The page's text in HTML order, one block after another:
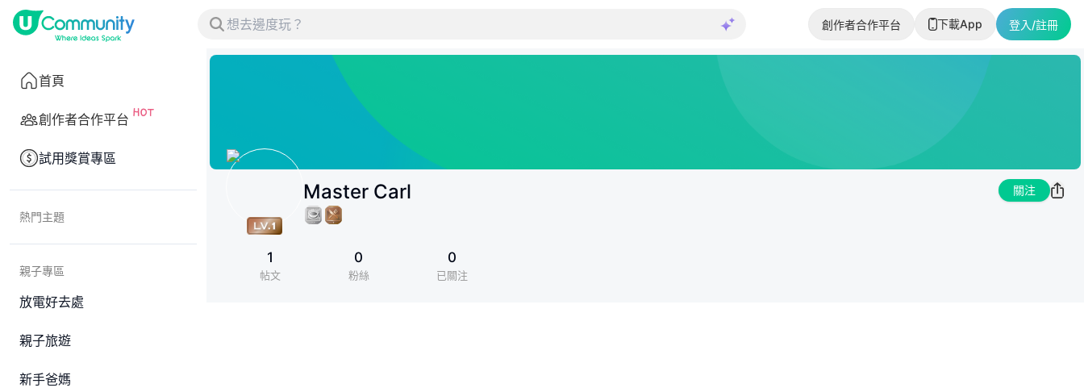
創作者合作平台 下載App 登入/註冊
首頁
創作者合作平台
試用獎賞專區
熱門主題
親子專區
放電好去處
親子旅遊
新手爸媽
Master Carl 關注
1
帖文
0
粉絲
0
已關注